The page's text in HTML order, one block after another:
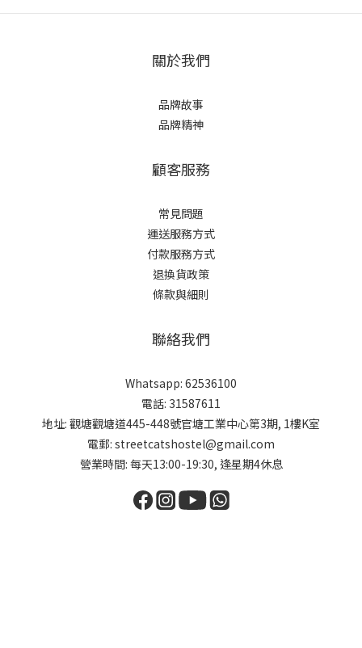
關於我們
品牌故事
品牌精神
顧客服務
常見問題
運送服務方式
付款服務方式
退換貨政策
條款與細則
聯絡我們
Whatsapp: 62536100
電話: 31587611
地址: 觀塘觀塘道445-448號官塘工業中心第3期, 1樓K室
電郵: streetcatshostel@gmail.com
營業時間: 每天13:00-19:30, 逢星期4休息